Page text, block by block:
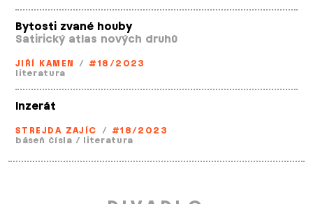
Bytosti zvané houby
Satirický atlas nových druhů
JIŘÍ KAMEN / #18/2023
literatura
Inzerát
STREJDA ZAJÍC / #18/2023
báseň čísla / literatura